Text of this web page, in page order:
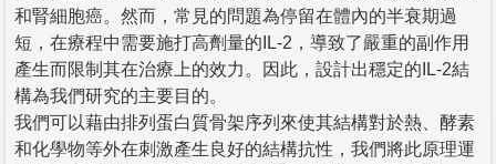
和腎細胞癌。然而，常見的問題為停留在體內的半衰期過
短，在療程中需要施打高劑量的IL-2，導致了嚴重的副作用
產生而限制其在治療上的效力。因此，設計出穩定的IL-2結
構為我們研究的主要目的。
我們可以藉由排列蛋白質骨架序列來使其結構對於熱、酵素
和化學物等外在刺激產生良好的結構抗性，我們將此原理運